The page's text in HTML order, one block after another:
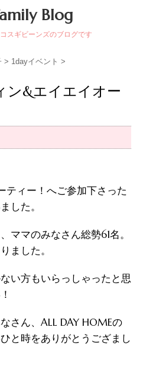
Blog
スギビーンズのブログです
> 1dayイベント >
ン&エイエイオー
ティー！へご参加下さった
した。
ママのみなさん総勢61名。
ました。
い方もいらっしゃったと思
さん、ALL DAY HOMEの
と時をありがとうござまし